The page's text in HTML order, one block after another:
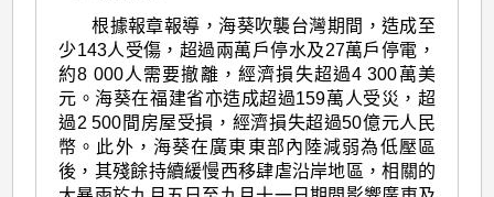
根據報章報導，海葵吹襲台灣期間，造成至
少143人受傷，超過兩萬戶停水及27萬戶停電，
約8 000人需要撤離，經濟損失超過4 300萬美
元。海葵在福建省亦造成超過159萬人受災，超
過2 500間房屋受損，經濟損失超過50億元人民
幣。此外，海葵在廣東東部內陸減弱為低壓區
後，其殘餘持續緩慢西移肆虐沿岸地區，相關的